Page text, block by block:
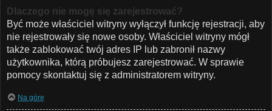
Dlaczego nie mogę się zarejestrować?
Być może właściciel witryny wyłączył funkcję rejestracji, aby
nie rejestrowały się nowe osoby. Właściciel witryny mógł
także zablokować twój adres IP lub zabronił nazwy
użytkownika, którą próbujesz zarejestrować. W sprawie
pomocy skontaktuj się z administratorem witryny.
Na górę